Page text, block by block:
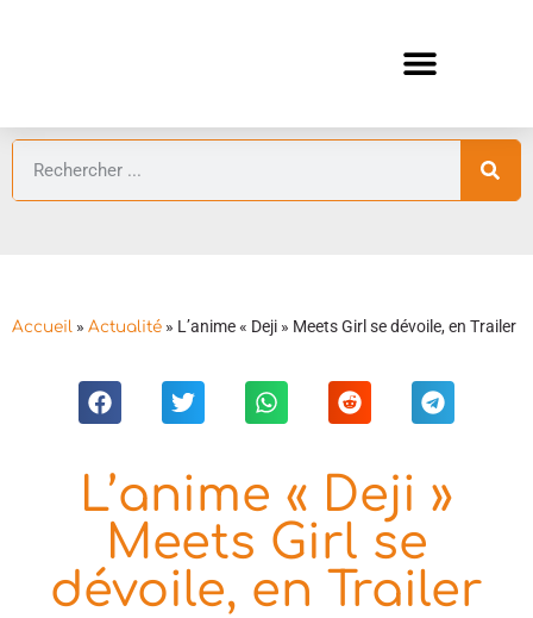
Accueil » Actualité » L’anime « Deji » Meets Girl se dévoile, en Trailer
L’anime « Deji »
Meets Girl se
dévoile, en Trailer